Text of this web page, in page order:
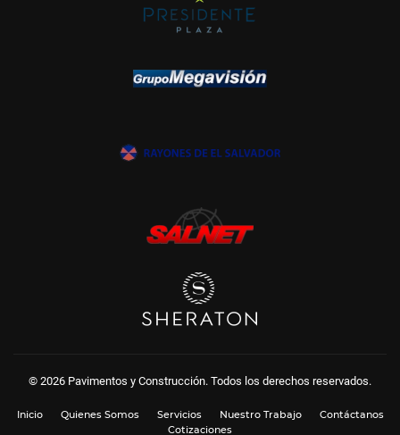
© 2026 Pavimentos y Construcción. Todos los derechos reservados.
Inicio Quienes Somos Servicios Nuestro Trabajo
Contáctanos
Cotizaciones